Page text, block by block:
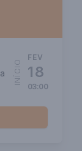
INÍCIO
FEV
18
03:00